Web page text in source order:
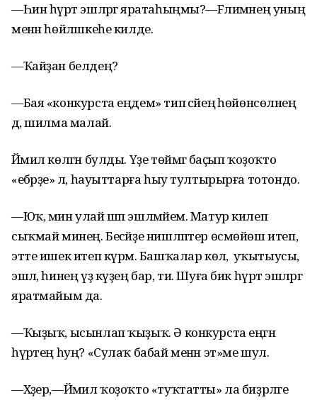
—Һин һүрәт эшләргә яратаһыңмы?—Fәлимәнең уның
менән һөйләшкеһе килде.
—Ҡайҙан белдең?
—Бая «конкурста еңдем» тип әсәйеңә һөйөнсөләнең
дә, шилма малай.
Йәмил көлгән булды. Үҙе төймәгә баҫып ҡоҙоҡто
«ебәрҙе» лә, һауыттарға һыу тултырырға тотондо.
—Юҡ, мин улай шәп эшләмәйем. Матур килеп
сыҡмай минең. Бесәйҙе нишләптер өсмөйөш итеп,
этте ишек итеп күрәм. Башҡалар көлә, ә уҡытыусы,
эшлә, һинең үҙ күҙең бар, ти. Шуға бик һүрәт эшләргә
яратмайым да.
—Ҡыҙыҡ, ысынлап ҡыҙыҡ. Ә конкурста еңгән
һүрәтең һуң? «Сулаҡ бабай менән эт»ме шул.
—Хәҙер,—Йәмил ҡоҙоҡто «туҡтатты» ла биҙрәләге